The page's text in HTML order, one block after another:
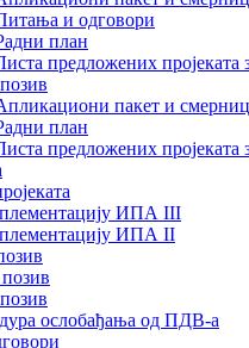
и одговори
план
предложених пројеката
пакет и
план
предложених пројеката
ИПА III
ИПА II
ослобађања од ПДВ-а